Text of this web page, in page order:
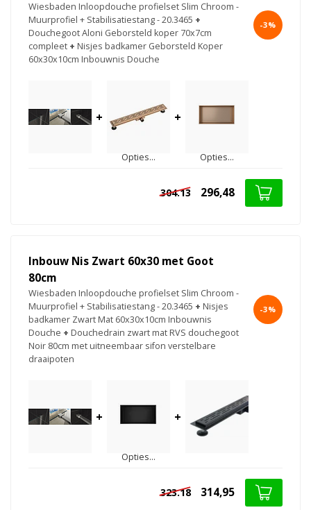
Wiesbaden Inloopdouche profielset Slim Chroom -
Muurprofiel + Stabilisatiestang - 20.3465 +
Douchegoot Aloni Geborsteld koper 70x7cm
compleet + Nisjes badkamer Geborsteld Koper
60x30x10cm Inbouwnis Douche
-3%
+
Opties...
+
Opties...
304.13 296,48
Inbouw Nis Zwart 60x30 met Goot
80cm
Wiesbaden Inloopdouche profielset Slim Chroom -
Muurprofiel + Stabilisatiestang - 20.3465 + Nisjes
badkamer Zwart Mat 60x30x10cm Inbouwnis
Douche + Douchedrain zwart mat RVS douchegoot
Noir 80cm met uitneembaar sifon verstelbare
draaipoten
-3%
+
Opties...
+
323.18 314,95